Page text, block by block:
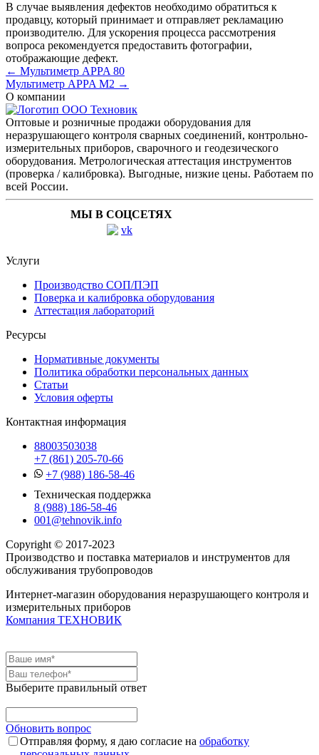
В случае выявления дефектов необходимо обратиться к
продавцу, который принимает и отправляет рекламацию
производителю. Для ускорения процесса рассмотрения
вопроса рекомендуется предоставить фотографии,
отображающие дефект.
← Мультиметр APPA 80
Мультиметр APPA M2 →
О компании
Оптовые и розничные продажи оборудования для
неразрушающего контроля сварных соединений, контрольно-
измерительных приборов, сварочного и геодезического
оборудования. Метрологическая аттестация инструментов
(проверка / калибровка). Выгодные, низкие цены. Работаем по
всей России.
МЫ В СОЦСЕТЯХ
Услуги
Производство СОП/ПЭП
Поверка и калибровка оборудования
Аттестация лабораторий
Ресурсы
Нормативные документы
Политика обработки персональных данных
Статьи
Условия оферты
Контактная информация
88003503038
+7 (861) 205-70-66
+7 (988) 186-58-46
Техническая поддержка
8 (988) 186-58-46
001@tehnovik.info
Copyright © 2017-2023
Производство и поставка материалов и инструментов для
обслуживания трубопроводов
Интернет-магазин оборудования неразрушающего контроля и
измерительных приборов
Компания ТЕХНОВИК
Выберите правильный ответ
Обновить вопрос
Отправляя форму, я даю согласие на обработку